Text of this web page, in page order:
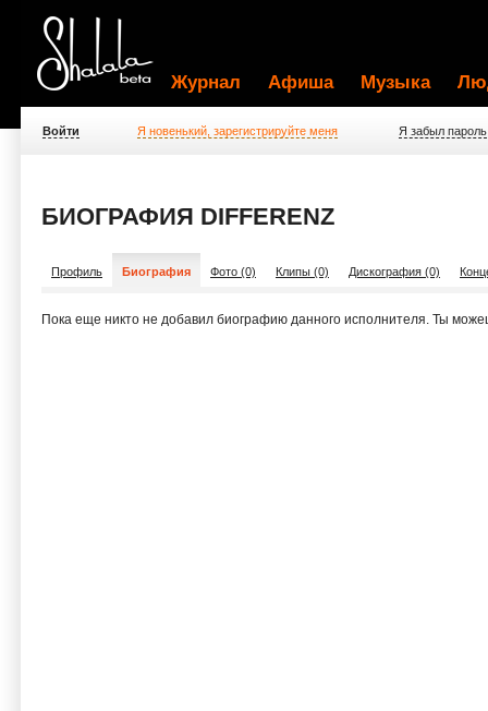
Журнал Афиша Музыка
Войти Я новенький, зарегистрируйте меня Я забыл пароль
БИОГРАФИЯ DIFFERENZ
Профиль Биография Фото (0) Клипы (0) Дискография (0)
Пока еще никто не добавил биографию данного исполнителя. Ты